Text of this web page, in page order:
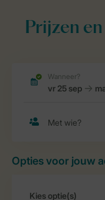
Prijzen
Opties voor jouw